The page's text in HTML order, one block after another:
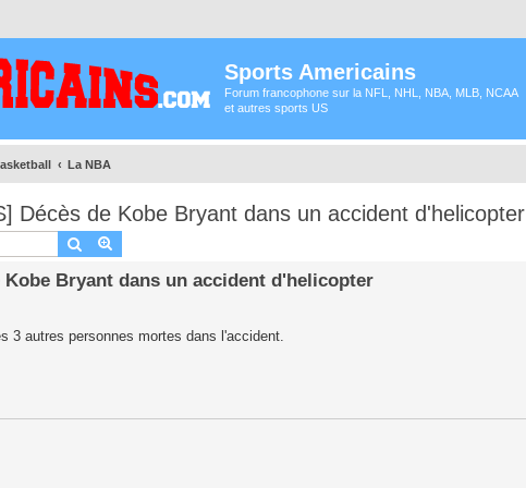
Sports Americains
Forum francophone sur la NFL, NHL, NBA, MLB, NCAA
et autres sports US
La NBA
Décès de Kobe Bryant dans un accident d'helicopter
Rechercher
Kobe Bryant dans un accident d'helicopter
autres personnes mortes dans l'accident.